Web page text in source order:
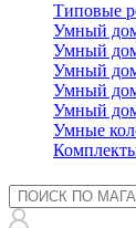
Типовые
Умный
Умный
Умный
Умный
Умный
Умные